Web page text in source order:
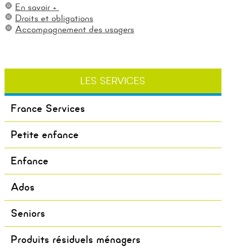
En savoir +
Droits et obligations
Accompagnement des usagers
LES SERVICES
France Services
Petite enfance
Enfance
Ados
Seniors
Produits résiduels ménagers